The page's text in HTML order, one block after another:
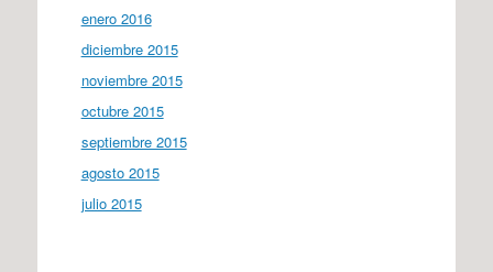
enero 2016
diciembre 2015
noviembre 2015
octubre 2015
septiembre 2015
agosto 2015
julio 2015